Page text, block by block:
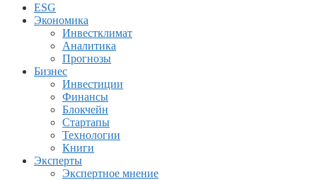
ESG
Экономика
Инвестклимат
Аналитика
Прогнозы
Бизнес
Инвестиции
Финансы
Блокчейн
Стартапы
Технологии
Книги
Эксперты
Экспертное мнение